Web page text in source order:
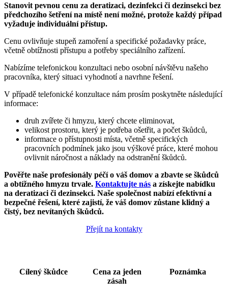
Stanovit pevnou cenu za deratizaci, dezinfekci či dezinsekci bez
předchozího šetření na místě není možné, protože každý případ
vyžaduje individuální přístup.
Cenu ovlivňuje stupeň zamoření a specifické požadavky práce,
včetně obtížnosti přístupu a potřeby speciálního zařízení.
Nabízíme telefonickou konzultaci nebo osobní návštěvu našeho
pracovníka, který situaci vyhodnotí a navrhne řešení.
V případě telefonické konzultace nám prosím poskytněte následující
informace:
druh zvířete či hmyzu, který chcete eliminovat,
velikost prostoru, který je potřeba ošetřit, a počet škůdců,
informace o přístupnosti místa, včetně specifických
pracovních podmínek jako jsou výškové práce, které mohou
ovlivnit náročnost a náklady na odstranění škůdců.
Pověřte naše profesionály péčí o váš domov a zbavte se škůdců
a obtížného hmyzu trvale. Kontaktujte nás a získejte nabídku
na deratizaci či dezinsekci. Naše společnost nabízí efektivní a
bezpečné řešení, které zajistí, že váš domov zůstane klidný a
čistý, bez nevítaných škůdců.
Přejít na kontakty
Cílený škůdce
Cena za jeden
zásah
Poznámka